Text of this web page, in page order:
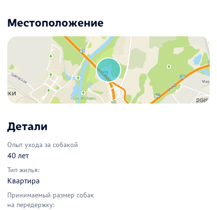
Местоположение
Детали
Опыт ухода за собакой
40 лет
Тип жилья:
Квартира
Принимаемый размер собак
на передержку: